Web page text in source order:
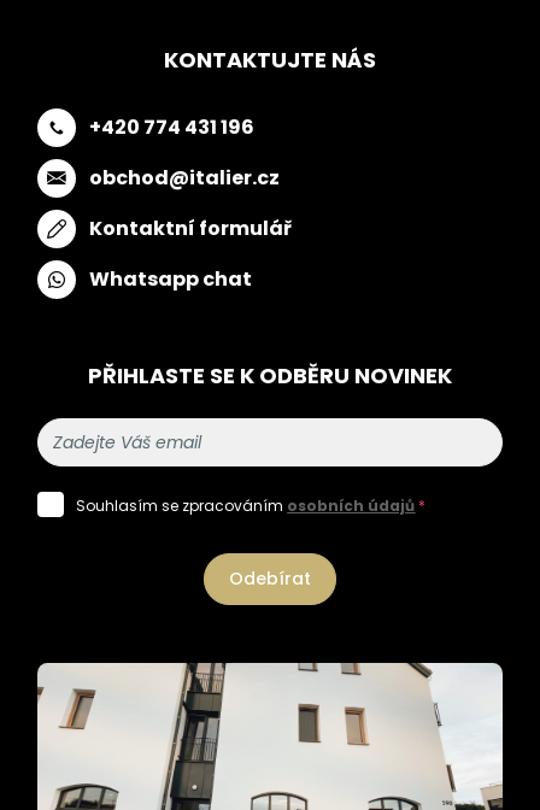
KONTAKTUJTE NÁS
+420 774 431 196
obchod@italier.cz
Kontaktní formulář
Whatsapp chat
PŘIHLASTE SE K ODBĚRU NOVINEK
Souhlasím se zpracováním osobních údajů *
Odebírat